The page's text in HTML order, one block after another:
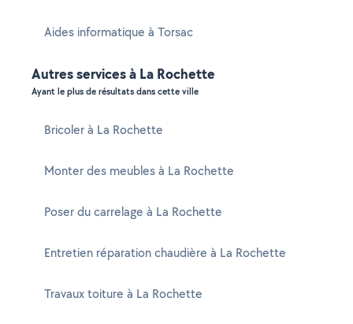
Aides informatique à Torsac
Autres services à La Rochette
Ayant le plus de résultats dans cette ville
Bricoler à La Rochette
Monter des meubles à La Rochette
Poser du carrelage à La Rochette
Entretien réparation chaudière à La Rochette
Travaux toiture à La Rochette